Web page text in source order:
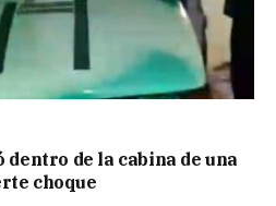
de la cabina de una
choque